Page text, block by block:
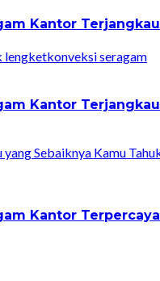
Kantor
konveksi seragam
Kantor
Kantor